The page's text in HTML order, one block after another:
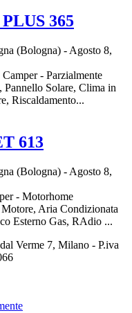
365
(Bologna) - Agosto 8,
- Parzialmente
Solare, Clima in
Riscaldamento...
613
(Bologna) - Agosto 8,
- Motorhome
Aria Condizionata
Esterno Gas, RAdio ...
Verme 7, Milano - P.iva